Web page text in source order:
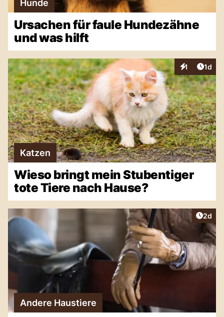
Hunde
Ursachen für faule Hundezähne
und was hilft
1
Interaktionen
1d
Katzen
Wieso bringt mein Stubentiger
tote Tiere nach Hause?
2d
Andere Haustiere